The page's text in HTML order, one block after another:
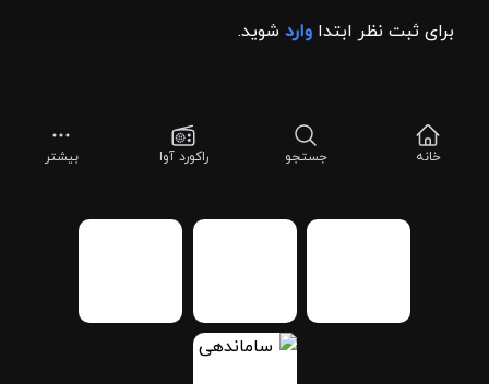
برای ثبت نظر ابتدا وارد شوید.
خانه جستجو راکورد آوا بیشتر